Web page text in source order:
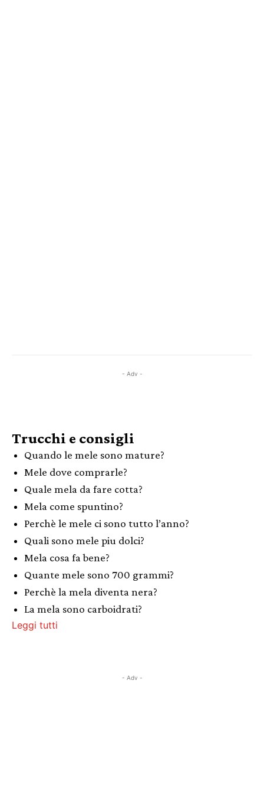
- Adv -
Trucchi e consigli
Quando le mele sono mature?
Mele dove comprarle?
Quale mela da fare cotta?
Mela come spuntino?
Perchè le mele ci sono tutto l’anno?
Quali sono mele piu dolci?
Mela cosa fa bene?
Quante mele sono 700 grammi?
Perchè la mela diventa nera?
La mela sono carboidrati?
Leggi tutti
- Adv -